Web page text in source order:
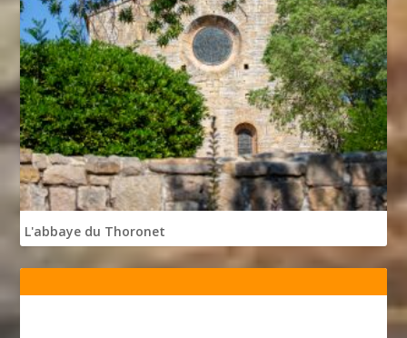
L'abbaye du Thoronet